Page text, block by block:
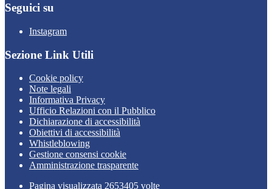
Seguici su
Instagram
Sezione Link Utili
Cookie policy
Note legali
Informativa Privacy
Ufficio Relazioni con il Pubblico
Dichiarazione di accessibilità
Obiettivi di accessibilità
Whistleblowing
Gestione consensi cookie
Amministrazione trasparente
Pagina visualizzata 2653405 volte